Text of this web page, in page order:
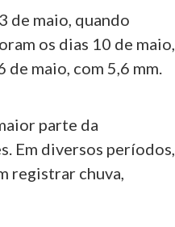
de maio, quando
os dias 10 de maio,
de maio, com 5,6 mm.
parte da
Em diversos períodos,
registrar chuva,